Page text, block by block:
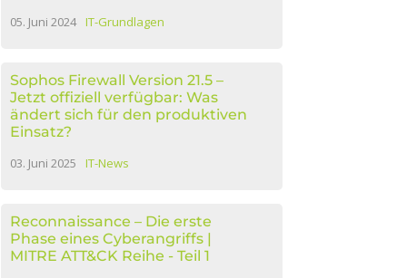
05. Juni 2024 IT-Grundlagen
Sophos Firewall Version 21.5 –
Jetzt offiziell verfügbar: Was
ändert sich für den produktiven
Einsatz?
03. Juni 2025 IT-News
Reconnaissance – Die erste
Phase eines Cyberangriffs |
MITRE ATT&CK Reihe - Teil 1